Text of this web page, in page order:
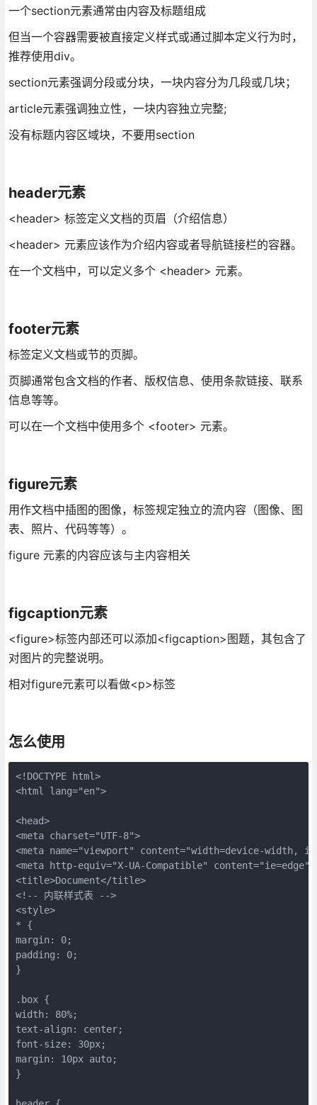
一个section元素通常由内容及标题组成
但当一个容器需要被直接定义样式或通过脚本定义行为时，
推荐使用div。
section元素强调分段或分块，一块内容分为几段或几块；
article元素强调独立性，一块内容独立完整;
没有标题内容区域块，不要用section
header元素
<header> 标签定义文档的页眉（介绍信息）
<header> 元素应该作为介绍内容或者导航链接栏的容器。
在一个文档中，可以定义多个 <header> 元素。
footer元素
标签定义文档或节的页脚。
页脚通常包含文档的作者、版权信息、使用条款链接、联系
信息等等。
可以在一个文档中使用多个 <footer> 元素。
figure元素
用作文档中插图的图像，标签规定独立的流内容（图像、图
表、照片、代码等等）。
figure 元素的内容应该与主内容相关
figcaption元素
<figure>标签内部还可以添加<figcaption>图题，其包含了
对图片的完整说明。
相对figure元素可以看做<p>标签
怎么使用
<!DOCTYPE html>
<html lang="en">
<head>
<meta charset="UTF-8">
<meta name="viewport" content="width=device-width,
<meta http-equiv="X-UA-Compatible" content="ie=edge">
<title>Document</title>
<!-- 内联样式表 -->
<style>
* {
margin: 0;
padding: 0;
}
.box {
width: 80%;
text-align: center;
font-size: 30px;
margin: 10px auto;
}